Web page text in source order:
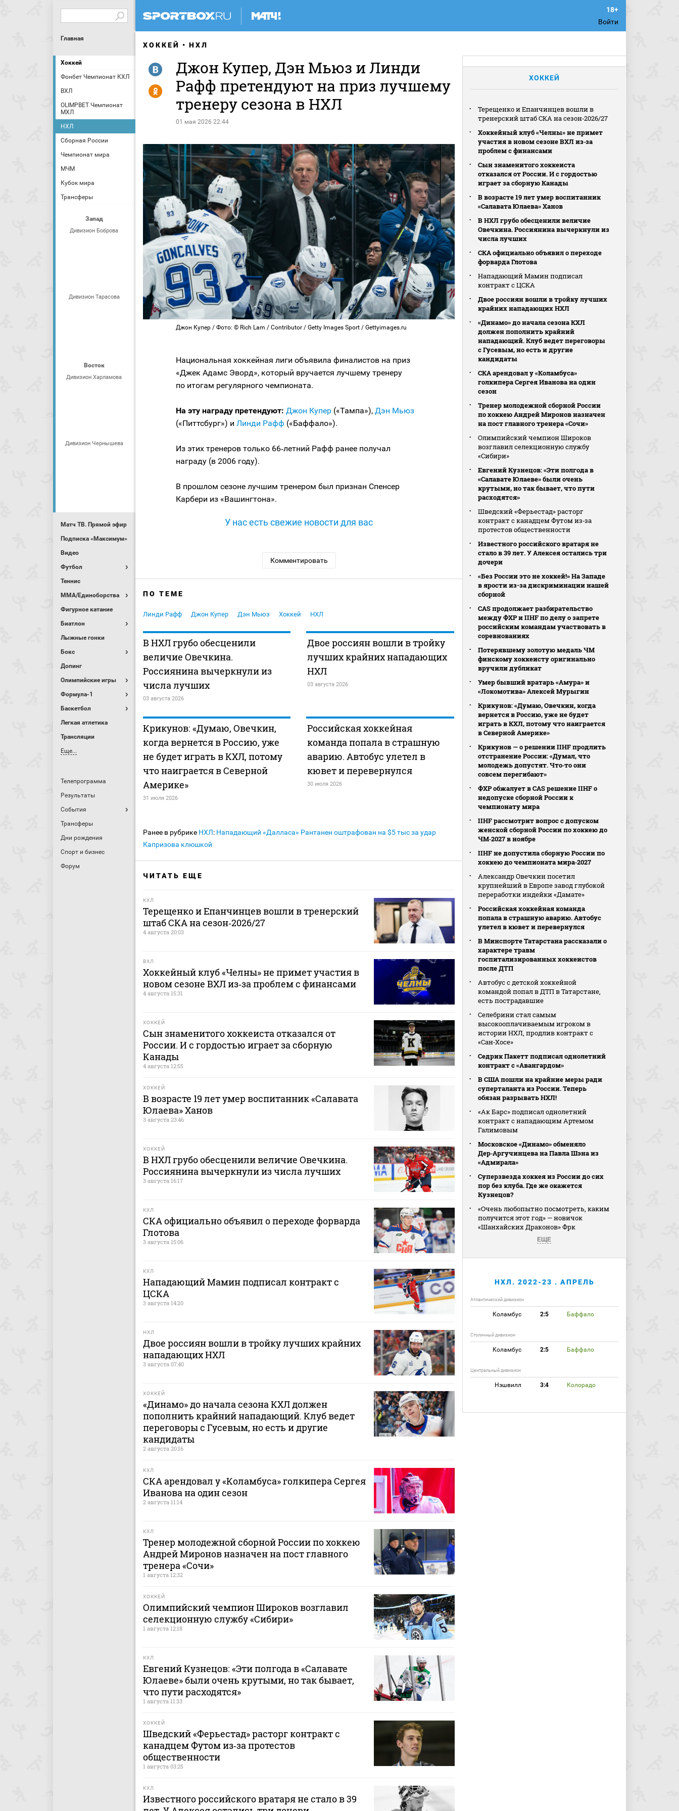
Войти
Главная
Хоккей
Фонбет Чемпионат КХЛ
ВХЛ
OLIMPBET Чемпионат
МХЛ
НХЛ
Сборная России
Чемпионат мира
МЧМ
Кубок мира
Трансферы
Запад
Дивизион Боброва
Дивизион Тарасова
Восток
Дивизион Харламова
Дивизион Чернышева
Матч ТВ. Прямой эфир
Подписка «Максимум»
Видео
Футбол
Теннис
MMA/Единоборства
Фигурное катание
Биатлон
Лыжные гонки
Бокс
Допинг
Олимпийские игры
Формула-1
Баскетбол
Легкая атлетика
Трансляции
Еще...
Телепрограмма
Результаты
События
Трансферы
Дни рождения
Спорт и бизнес
Форум
ХОККЕЙ НХЛ
Джон Купер, Дэн Мьюз и Линди
Рафф претендуют на приз лучшему
тренеру сезона в НХЛ
01 мая 2026 22:44
R
Y
Джон Купер / Фото: © Rich Lam / Contributor / Getty Images Sport / Gettyimages.ru
Национальная хоккейная лиги объявила финалистов на приз
«Джек Адамс Эворд», который вручается лучшему тренеру
по итогам регулярного чемпионата.
На эту награду претендуют: Джон Купер («Тампа»), Дэн Мьюз
(«Питтсбург») и Линди Рафф («Баффало»).
Из этих тренеров только 66‑летний Рафф ранее получал
награду (в 2006 году).
В прошлом сезоне лучшим тренером был признан Спенсер
Карбери из «Вашингтона».
У нас есть свежие новости для вас
Комментировать
ПО ТЕМЕ
Линди Рафф Джон Купер Дэн Мьюз Хоккей НХЛ
В НХЛ грубо обесценили
величие Овечкина.
Россиянина вычеркнули из
числа лучших
03 августа 2026
Двое россиян вошли в тройку
лучших крайних нападающих
НХЛ
03 августа 2026
Крикунов: «Думаю, Овечкин,
когда вернется в Россию, уже
не будет играть в КХЛ, потому
что наиграется в Северной
Америке»
31 июля 2026
Российская хоккейная
команда попала в страшную
аварию. Автобус улетел в
кювет и перевернулся
30 июля 2026
Ранее в рубрике НХЛ: Нападающий «Далласа» Рантанен оштрафован на $5 тыс за удар
Капризова клюшкой
ЧИТАТЬ ЕЩЕ
КХЛ
Терещенко и Епанчинцев вошли в тренерский
штаб СКА на сезон‑2026/27
4 августа 20:03
ВХЛ
Хоккейный клуб «Челны» не примет участия в
новом сезоне ВХЛ из‑за проблем с финансами
4 августа 15:31
ХОККЕЙ
Сын знаменитого хоккеиста отказался от
России. И с гордостью играет за сборную
Канады
4 августа 12:55
ХОККЕЙ
В возрасте 19 лет умер воспитанник «Салавата
Юлаева» Ханов
3 августа 23:46
ХОККЕЙ
В НХЛ грубо обесценили величие Овечкина.
Россиянина вычеркнули из числа лучших
3 августа 16:17
КХЛ
СКА официально объявил о переходе форварда
Глотова
3 августа 15:06
КХЛ
Нападающий Мамин подписал контракт с
ЦСКА
3 августа 14:20
НХЛ
Двое россиян вошли в тройку лучших крайних
нападающих НХЛ
3 августа 07:40
ХОККЕЙ
«Динамо» до начала сезона КХЛ должен
пополнить крайний нападающий. Клуб ведет
переговоры с Гусевым, но есть и другие
кандидаты
2 августа 20:16
КХЛ
СКА арендовал у «Коламбуса» голкипера Сергея
Иванова на один сезон
2 августа 11:14
КХЛ
Тренер молодежной сборной России по хоккею
Андрей Миронов назначен на пост главного
тренера «Сочи»
1 августа 12:32
ХОККЕЙ
Олимпийский чемпион Широков возглавил
селекционную службу «Сибири»
1 августа 12:18
КХЛ
Евгений Кузнецов: «Эти полгода в «Салавате
Юлаеве» были очень крутыми, но так бывает,
что пути расходятся»
1 августа 11:33
ХОККЕЙ
Шведский «Ферьестад» расторг контракт с
канадцем Футом из‑за протестов
общественности
1 августа 03:25
КХЛ
Известного российского вратаря не стало в 39
ХОККЕЙ
Терещенко и Епанчинцев вошли в
тренерский штаб СКА на сезон‑2026/27
Хоккейный клуб «Челны» не примет
участия в новом сезоне ВХЛ из‑за
проблем с финансами
Сын знаменитого хоккеиста
отказался от России. И с гордостью
играет за сборную Канады
В возрасте 19 лет умер воспитанник
«Салавата Юлаева» Ханов
В НХЛ грубо обесценили величие
Овечкина. Россиянина вычеркнули из
числа лучших
СКА официально объявил о переходе
форварда Глотова
Нападающий Мамин подписал
контракт с ЦСКА
Двое россиян вошли в тройку лучших
крайних нападающих НХЛ
«Динамо» до начала сезона КХЛ
должен пополнить крайний
нападающий. Клуб ведет переговоры
с Гусевым, но есть и другие
кандидаты
СКА арендовал у «Коламбуса»
голкипера Сергея Иванова на один
сезон
Тренер молодежной сборной России
по хоккею Андрей Миронов назначен
на пост главного тренера «Сочи»
Олимпийский чемпион Широков
возглавил селекционную службу
«Сибири»
Евгений Кузнецов: «Эти полгода в
«Салавате Юлаеве» были очень
крутыми, но так бывает, что пути
расходятся»
Шведский «Ферьестад» расторг
контракт с канадцем Футом из‑за
протестов общественности
Известного российского вратаря не
стало в 39 лет. У Алексея остались три
дочери
«Без России это не хоккей!» На Западе
в ярости из-за дискриминации нашей
сборной
CAS продолжает разбирательство
между ФХР и IIHF по делу о запрете
российским командам участвовать в
соревнованиях
Потерявшему золотую медаль ЧМ
финскому хоккеисту оригинально
вручили дубликат
Умер бывший вратарь «Амура» и
«Локомотива» Алексей Мурыгин
Крикунов: «Думаю, Овечкин, когда
вернется в Россию, уже не будет
играть в КХЛ, потому что наиграется
в Северной Америке»
Крикунов — о решении IIHF продлить
отстранение России: «Думал, что
молодежь допустят. Что‑то они
совсем перегибают»
ФХР обжалует в CAS решение IIHF о
недопуске сборной России к
чемпионату мира
IIHF рассмотрит вопрос с допуском
женской сборной России по хоккею до
ЧМ‑2027 в ноябре
IIHF не допустила сборную России по
хоккею до чемпионата мира‑2027
Александр Овечкин посетил
крупнейший в Европе завод глубокой
переработки индейки «Дамате»
Российская хоккейная команда
попала в страшную аварию. Автобус
улетел в кювет и перевернулся
В Минспорте Татарстана рассказали о
характере травм
госпитализированных хоккеистов
после ДТП
Автобус с детской хоккейной
командой попал в ДТП в Татарстане,
есть пострадавшие
Селебрини стал самым
высокооплачиваемым игроком в
истории НХЛ, продлив контракт с
«Сан‑Хосе»
Седрик Пакетт подписал однолетний
контракт с «Авангардом»
В США пошли на крайние меры ради
суперталанта из России. Теперь
обязан разрывать НХЛ!
«Ак Барс» подписал однолетний
контракт с нападающим Артемом
Галимовым
Московское «Динамо» обменяло
Дер‑Аргучинцева на Павла Шэна из
«Адмирала»
Суперзвезда хоккея из России до сих
пор без клуба. Где же окажется
Кузнецов?
«Очень любопытно посмотреть, каким
получится этот год» — новичок
«Шанхайских Драконов» Фрк
ЕЩЕ
НХЛ. 2022-23 . АПРЕЛЬ
Атлантический дивизион
Коламбус 2:5 Баффало
Столичный дивизион
Коламбус 2:5 Баффало
Центральный дивизион
Нэшвилл 3:4 Колорадо